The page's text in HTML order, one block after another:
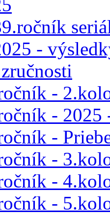
-
-
- 2025
-
-
-
-